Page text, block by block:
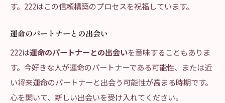
す。222はこの信頼構築のプロセスを祝福しています。
運命のパートナーとの出会い
222は運命のパートナーとの出会いを意味することもありま
す。今好きな人が運命のパートナーである可能性、または近
い将来運命のパートナーと出会う可能性が高まる時期です。
心を開いて、新しい出会いを受け入れてください。